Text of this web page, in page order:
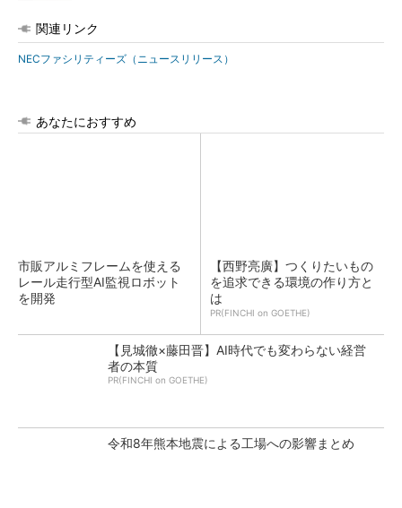
関連リンク
NECファシリティーズ（ニュースリリース）
あなたにおすすめ
市販アルミフレームを使える
レール走行型AI監視ロボット
を開発
【西野亮廣】つくりたいもの
を追求できる環境の作り方と
は
PR(FINCHI on GOETHE)
【見城徹×藤田晋】AI時代でも変わらない経営
者の本質
PR(FINCHI on GOETHE)
令和8年熊本地震による工場への影響まとめ